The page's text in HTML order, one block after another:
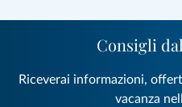
Consigli
Riceverai informazioni,
vacanza